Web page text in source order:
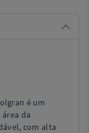
é um
da
com alta